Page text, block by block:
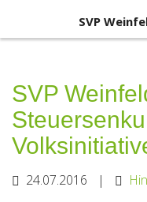
Primary
Menu
content
SVP
SVP
24.07.2016 |